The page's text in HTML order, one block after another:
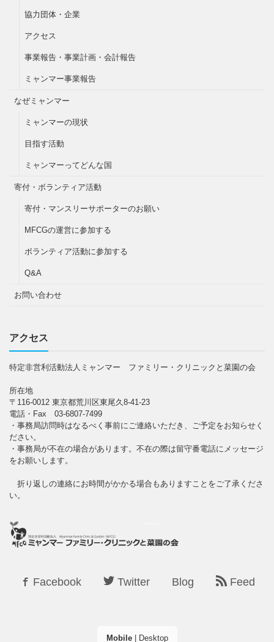
協力団体・企業
アクセス
事業報告・事業計画・会計報告
ミャンマー事業報告
なぜミャンマー
ミャンマーの現状
目指す活動
ミャンマーってどんな国
寄付・ボランティア活動
寄付・マンスリーサポーターのお願い
MFCGの運営に参加する
ボランティア活動に参加する
Q&A
お問い合わせ
アクセス
特定非営利活動法人ミャンマー ファミリー・クリニックと菜園の会
所在地
〒116-0012 東京都荒川区東尾久8-41-23
電話・Fax 03-6807-7499
・事務局訪問時はなるべく事前にご連絡いただき、ご予定をお知らせく
ださい。
・事務局が不在の場合があります。不在の際は留守番電話にメッセージ
をお願いします。
折り返しの連絡にお時間がかかる場合もありますことをご了承くださ
い。
Facebook Twitter Blog Feed
Mobile| Desktop